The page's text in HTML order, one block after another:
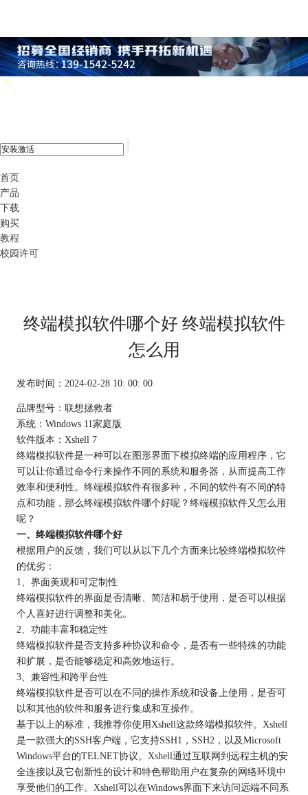
首页
产品
下载
购买
教程
校园许可
终端模拟软件哪个好 终端模拟软件
怎么用
发布时间：2024-02-28 10: 00: 00
品牌型号：联想拯救者
系统：Windows 11家庭版
软件版本：Xshell 7
终端模拟软件是一种可以在图形界面下模拟终端的应用程序，它
可以让你通过命令行来操作不同的系统和服务器，从而提高工作
效率和便利性。终端模拟软件有很多种，不同的软件有不同的特
点和功能，那么终端模拟软件哪个好呢？终端模拟软件又怎么用
呢？
一、终端模拟软件哪个好
根据用户的反馈，我们可以从以下几个方面来比较终端模拟软件
的优劣：
1、界面美观和可定制性
终端模拟软件的界面是否清晰、简洁和易于使用，是否可以根据
个人喜好进行调整和美化。
2、功能丰富和稳定性
终端模拟软件是否支持多种协议和命令，是否有一些特殊的功能
和扩展，是否能够稳定和高效地运行。
3、兼容性和跨平台性
终端模拟软件是否可以在不同的操作系统和设备上使用，是否可
以和其他的软件和服务进行集成和互操作。
基于以上的标准，我推荐你使用Xshell这款终端模拟软件。Xshell
是一款强大的SSH客户端，它支持SSH1，SSH2，以及Microsoft
Windows平台的TELNET协议。Xshell通过互联网到远程主机的安
全连接以及它创新性的设计和特色帮助用户在复杂的网络环境中
享受他们的工作。 Xshell可以在Windows界面下来访问远端不同系